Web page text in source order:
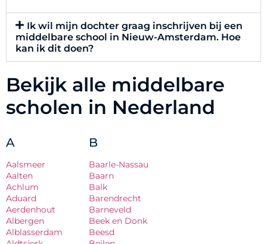
Ik wil mijn dochter graag inschrijven bij een
middelbare school in Nieuw-Amsterdam. Hoe
kan ik dit doen?
Bekijk alle middelbare
scholen in Nederland
A
Aalsmeer
Aalten
Achlum
Aduard
Aerdenhout
Albergen
Alblasserdam
B
Baarle-Nassau
Baarn
Balk
Barendrecht
Barneveld
Beek en Donk
Beesd